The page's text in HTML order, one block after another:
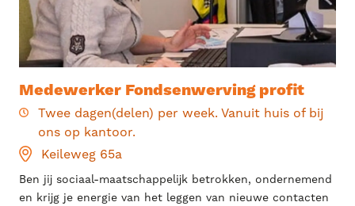
Medewerker Fondsenwerving profit
Twee dagen(delen) per week. Vanuit huis of bij
ons op kantoor.
Keileweg 65a
Ben jij sociaal-maatschappelijk betrokken, ondernemend
en krijg je energie van het leggen van nieuwe contacten